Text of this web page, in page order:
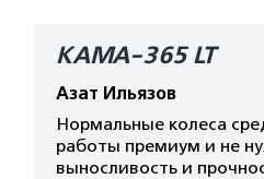
КАМА-365 LT
Азат Ильязов
Нормальные колеса
работы премиум и не
выносливость и